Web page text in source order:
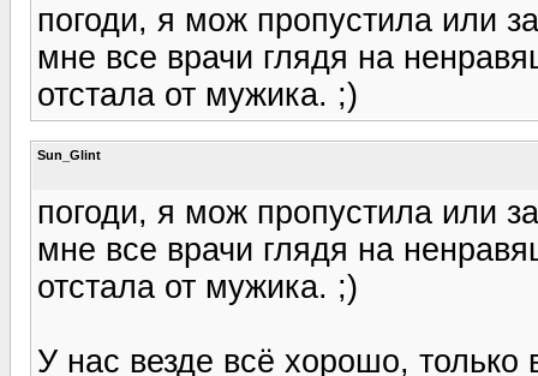
погоди, я мож пропустила или
мне все врачи глядя на
отстала от мужика. ;)
Sun_Glint
погоди, я мож пропустила или
мне все врачи глядя на
отстала от мужика. ;)
У нас везде всё хорошо,